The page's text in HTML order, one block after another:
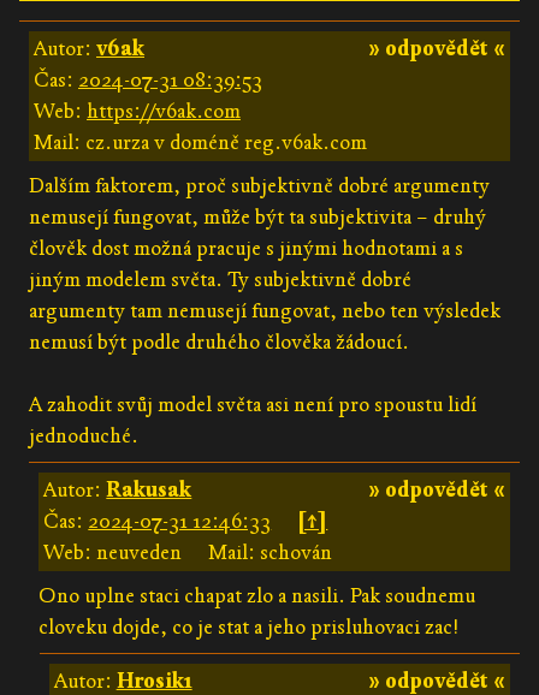
» odpovědět «
Autor: v6ak
Čas: 2024-07-31 08:39:53
Web: https://v6ak.com
Mail: cz.urza v doméně reg.v6ak.com
Dalším faktorem, proč subjektivně dobré argumenty
nemusejí fungovat, může být ta subjektivita – druhý
člověk dost možná pracuje s jinými hodnotami a s
jiným modelem světa. Ty subjektivně dobré
argumenty tam nemusejí fungovat, nebo ten výsledek
nemusí být podle druhého člověka žádoucí.
A zahodit svůj model světa asi není pro spoustu lidí
jednoduché.
» odpovědět «
Autor:Rakusak
Čas: 2024-07-31 12:46:33
[↑]
Web: neuveden
Mail: schován
Ono uplne staci chapat zlo a nasili. Pak soudnemu
cloveku dojde, co je stat a jeho prisluhovaci zac!
» odpovědět «
Autor: Hrosik1